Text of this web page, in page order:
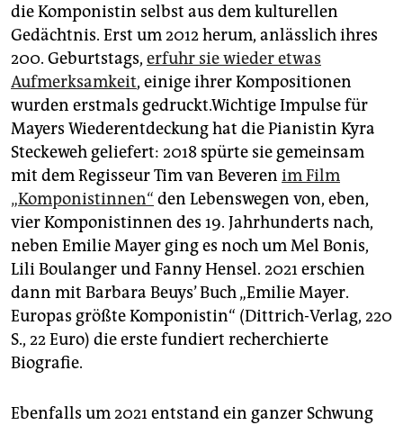
die Komponistin selbst aus dem kulturellen
Gedächtnis. Erst um 2012 herum, anlässlich ihres
200. Geburtstags, erfuhr sie wieder etwas
Aufmerksamkeit, einige ihrer Kompositionen
wurden erstmals gedruckt.Wichtige Impulse für
Mayers Wiederentdeckung hat die Pianistin Kyra
Steckeweh geliefert: 2018 spürte sie gemeinsam
mit dem Regisseur Tim van Beveren im Film
„Komponistinnen“ den Lebenswegen von, eben,
vier Komponistinnen des 19. Jahrhunderts nach,
neben Emilie Mayer ging es noch um Mel Bonis,
Lili Boulanger und Fanny Hensel. 2021 erschien
dann mit Barbara Beuys’ Buch „Emilie Mayer.
Europas größte Komponistin“ (Ditt­rich-Verlag, 220
S., 22 Euro) die erste fundiert recherchierte
Biografie.
Ebenfalls um 2021 entstand ein ganzer Schwung